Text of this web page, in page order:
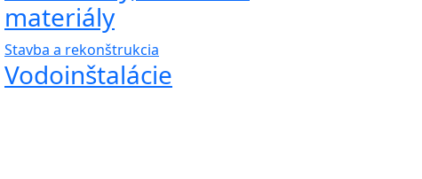
materiály
Stavba a rekonštrukcia
Vodoinštalácie